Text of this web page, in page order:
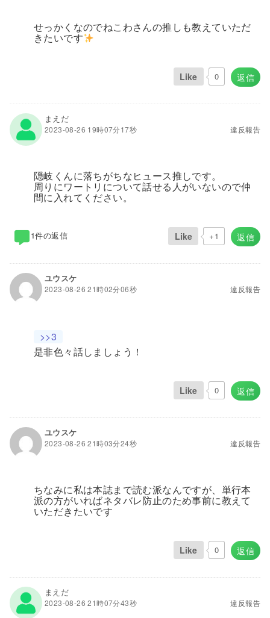
せっかくなのでねこわさんの推しも教えていただ
きたいです
返信
Like 0
まえだ
2023-08-26 19時07分17秒 違反報告
隠岐くんに落ちがちなヒュース推しです。
周りにワートリについて話せる人がいないので仲
間に入れてください。
返信
Like +1
1件の返信
ユウスケ
2023-08-26 21時02分06秒 違反報告
>>3
是非色々話しましょう！
返信
Like 0
ユウスケ
2023-08-26 21時03分24秒 違反報告
ちなみに私は本誌まで読む派なんですが、単行本
派の方がいればネタバレ防止のため事前に教えて
いただきたいです
返信
Like 0
まえだ
2023-08-26 21時07分43秒 違反報告